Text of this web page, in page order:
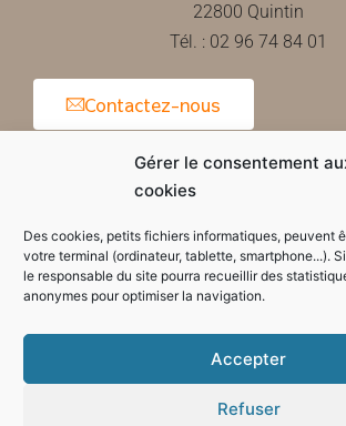
Gérer le consentement
cookies
Des cookies, petits fichiers informatiques, peuvent
votre terminal (ordinateur, tablette, smartphone...).
le responsable du site pourra recueillir des
anonymes pour optimiser la navigation.
Accepter
Refuser
22800 Quintin
Tél. : 02 96 74 84 01
Contactez-nous
Horaires d'ouverture de la